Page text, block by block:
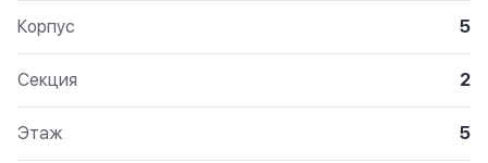
Корпус 5
Секция 2
Этаж 5